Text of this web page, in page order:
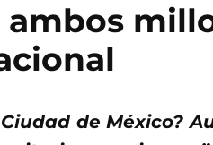
de México?